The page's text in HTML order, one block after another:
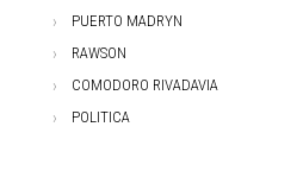
PUERTO MADRYN
RAWSON
COMODORO RIVADAVIA
POLITICA